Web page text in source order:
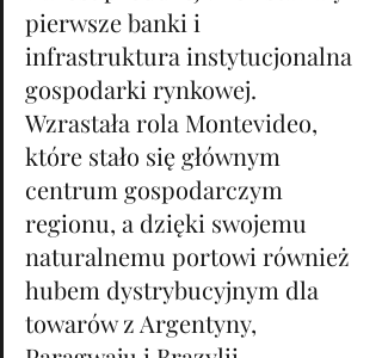
pierwsze banki i
infrastruktura instytucjonalna
gospodarki rynkowej.
Wzrastała rola Montevideo,
które stało się głównym
centrum gospodarczym
regionu, a dzięki swojemu
naturalnemu portowi również
hubem dystrybucyjnym dla
towarów z Argentyny,